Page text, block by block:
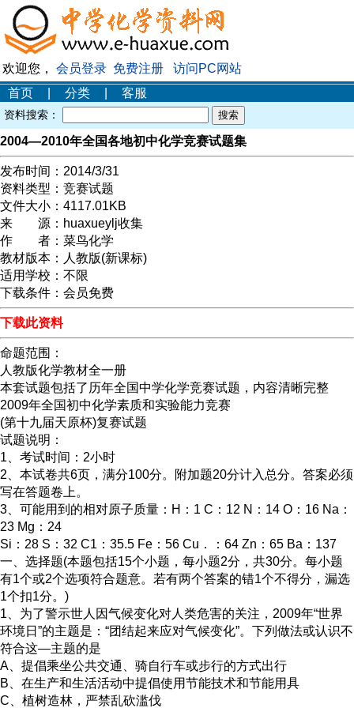
欢迎您， 会员登录 免费注册
访问PC网站
首页
分类 客服
资料搜索：
2004—2010年全国各地初中化学竞赛试题集
发布时间： 2014/3/31
资料类型： 竞赛试题
文件大小： 4117.01KB
来 源： huaxueylj收集
作 者： 菜鸟化学
教材版本： 人教版(新课标)
适用学校： 不限
下载条件： 会员免费
下载此资料
命题范围：
人教版化学教材全一册
本套试题包括了历年全国中学化学竞赛试题，内容清晰完整
2009年全国初中化学素质和实验能力竞赛
(第十九届天原杯)复赛试题
试题说明：
1、考试时间：2小时
2、本试卷共6页，满分100分。附加题20分计入总分。答案必须
写在答题卷上。
3、可能用到的相对原子质量：H：1 C：12 N：14 O：16 Na：
23 Mg：24
Si：28 S：32 C1：35.5 Fe：56 Cu．：64 Zn：65 Ba：137
一、选择题(本题包括15个小题，每小题2分，共30分。每小题
有1个或2个选项符合题意。若有两个答案的错1个不得分，漏选
1个扣1分。)
1、为了警示世人因气候变化对人类危害的关注，2009年“世界
环境日”的主题是：“团结起来应对气候变化”。下列做法或认识不
符合这—主题的是
A、提倡乘坐公共交通、骑自行车或步行的方式出行
B、在生产和生活活动中提倡使用节能技术和节能用具
C、植树造林，严禁乱砍滥伐